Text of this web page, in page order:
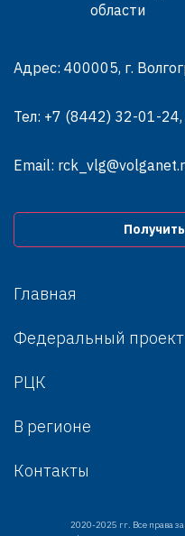
Адрес: 400005, г.
Тел: +7 (8442) 32-01-
Email:
Главная
Федеральный проект
РЦК
В регионе
Контакты
2020-2025 гг. Все права